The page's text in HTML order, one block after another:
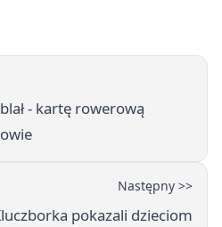
- kartę rowerową
Następny >>
pokazali dzieciom